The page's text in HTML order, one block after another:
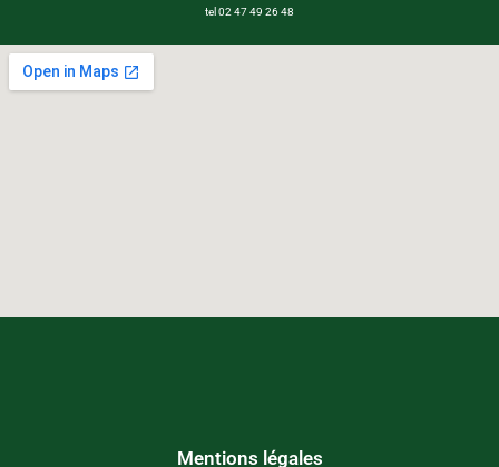
tel 02 47 49 26 48
Mentions légales